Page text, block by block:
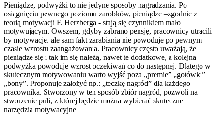
Pieniądze, podwyżki to nie jedyne sposoby nagradzania. Po
osiągnięciu pewnego poziomu zarobków, pieniądze –zgodnie z
teorią motywacji F. Herzberga - stają się czynnikiem mało
motywującym. Owszem, gdyby zabrano pensję, pracownicy utracili
by motywacje, ale sam fakt zarabiania nie powoduje po pewnym
czasie wzrostu zaangażowania. Pracownicy często uważają, że
pieniądze się i tak im się należą, nawet te dodatkowe, a kolejna
podwyżka powoduje wzrost oczekiwań co do następnej. Dlatego w
skutecznym motywowaniu warto wyjść poza „premie” „gotówki”
„bony”. Proponuje założyć np.: „teczkę nagród” dla każdego
pracownika. Stworzony w ten sposób zbiór nagród, pozwoli na
stworzenie puli, z której będzie można wybierać skuteczne
narzędzia motywacyjne.